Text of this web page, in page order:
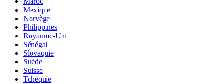
Mexique
Norvège
Philippines
Royaume-Uni
Sénégal
Slovaquie
Suède
Suisse
Tchéquie